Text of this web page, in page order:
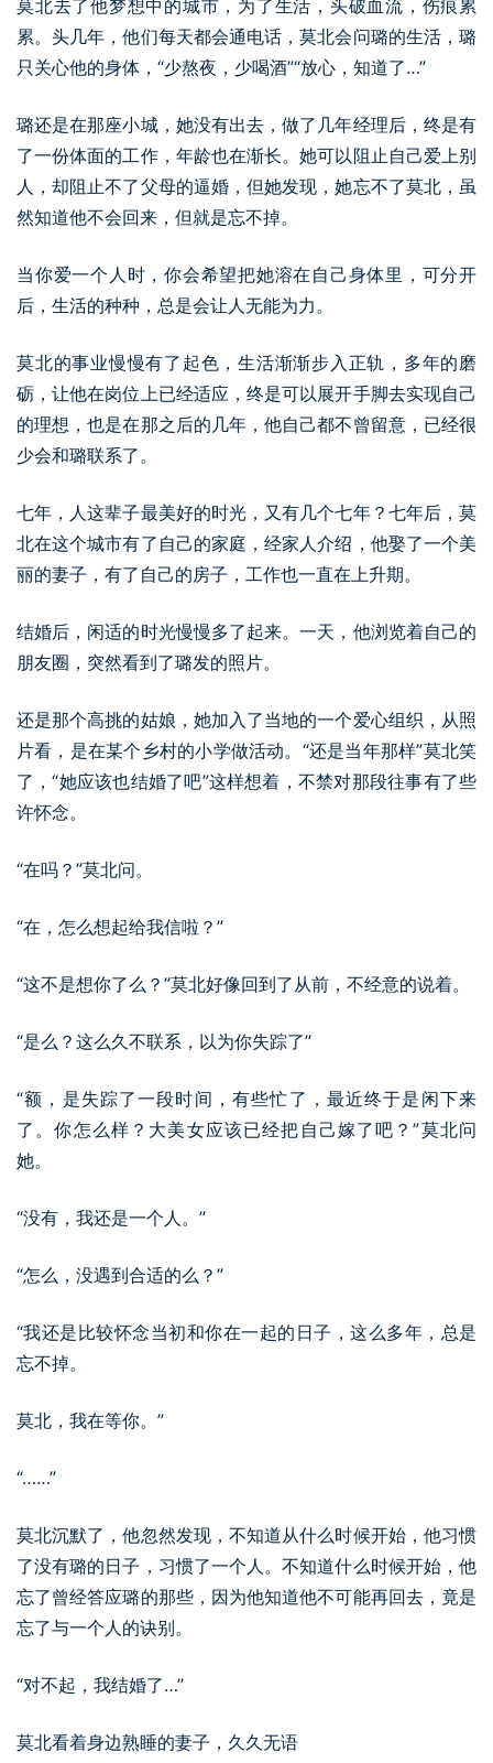
莫北去了他梦想中的城市，为了生活，头破血流，伤痕累
累。头几年，他们每天都会通电话，莫北会问璐的生活，璐
只关心他的身体，“少熬夜，少喝酒”“放心，知道了…”
璐还是在那座小城，她没有出去，做了几年经理后，终是有
了一份体面的工作，年龄也在渐长。她可以阻止自己爱上别
人，却阻止不了父母的逼婚，但她发现，她忘不了莫北，虽
然知道他不会回来，但就是忘不掉。
当你爱一个人时，你会希望把她溶在自己身体里，可分开
后，生活的种种，总是会让人无能为力。
莫北的事业慢慢有了起色，生活渐渐步入正轨，多年的磨
砺，让他在岗位上已经适应，终是可以展开手脚去实现自己
的理想，也是在那之后的几年，他自己都不曾留意，已经很
少会和璐联系了。
七年，人这辈子最美好的时光，又有几个七年？七年后，莫
北在这个城市有了自己的家庭，经家人介绍，他娶了一个美
丽的妻子，有了自己的房子，工作也一直在上升期。
结婚后，闲适的时光慢慢多了起来。一天，他浏览着自己的
朋友圈，突然看到了璐发的照片。
还是那个高挑的姑娘，她加入了当地的一个爱心组织，从照
片看，是在某个乡村的小学做活动。“还是当年那样”莫北笑
了，“她应该也结婚了吧”这样想着，不禁对那段往事有了些
许怀念。
“在吗？”莫北问。
“在，怎么想起给我信啦？”
“这不是想你了么？”莫北好像回到了从前，不经意的说着。
“是么？这么久不联系，以为你失踪了”
“额，是失踪了一段时间，有些忙了，最近终于是闲下来
了。你怎么样？大美女应该已经把自己嫁了吧？”莫北问
她。
“没有，我还是一个人。”
“怎么，没遇到合适的么？”
“我还是比较怀念当初和你在一起的日子，这么多年，总是
忘不掉。
莫北，我在等你。”
“……”
莫北沉默了，他忽然发现，不知道从什么时候开始，他习惯
了没有璐的日子，习惯了一个人。不知道什么时候开始，他
忘了曾经答应璐的那些，因为他知道他不可能再回去，竟是
忘了与一个人的诀别。
“对不起，我结婚了…”
莫北看着身边熟睡的妻子，久久无语